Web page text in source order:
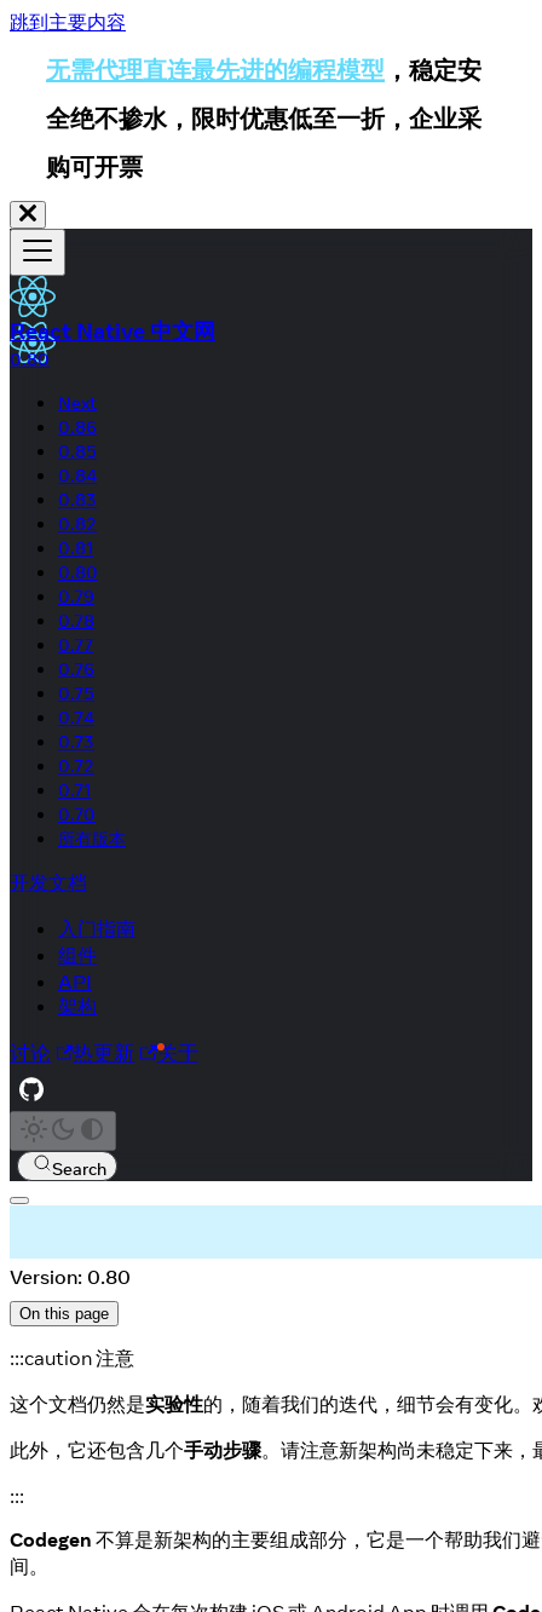
跳到主要内容
无需代理直连最先进的编程模型 ，稳定安
全绝不掺水，限时优惠低至一折，企业采
购可开票
React Native 中文网
0.80
Next
0.86
0.85
0.84
0.83
0.82
0.81
0.80
0.79
0.78
0.77
0.76
0.75
0.74
0.73
0.72
0.71
0.70
所有版本
开发文档
入门指南
组件
API
架构
讨论 热更新 关于
Search
Version: 0.80
On this page
:::caution 注意
这个文档仍然是实验性的，随着我们的迭代，细节会有变化。
此外，它还包含几个手动步骤。请注意新架构尚未稳定下来
:::
Codegen 不算是新架构的主要组成部分，它是一个帮助我们
间。